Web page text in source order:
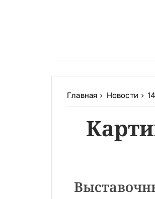
Главная Новости